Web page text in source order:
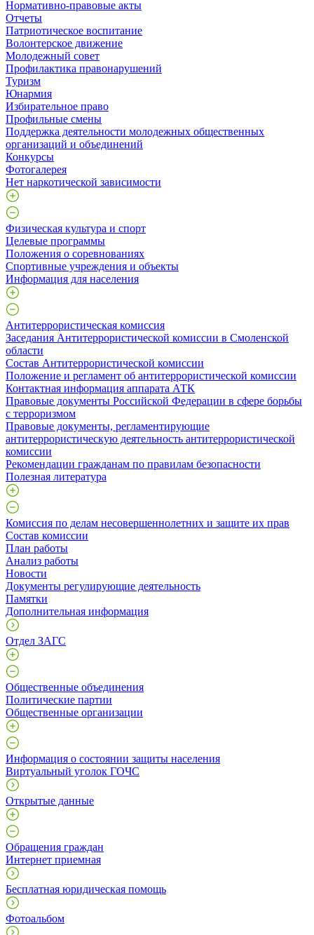
Нормативно-правовые акты
Отчеты
Патриотическое воспитание
Волонтерское движение
Молодежный совет
Профилактика правонарушений
Туризм
Юнармия
Избирательное право
Профильные смены
Поддержка деятельности молодежных общественных
организаций и объединений
Конкурсы
Фотогалерея
Нет наркотической зависимости
Физическая культура и спорт
Целевые программы
Положения о соревнованиях
Спортивные учреждения и объекты
Информация для населения
Антитеррористическая комиссия
Заседания Антитеррористической комиссии в Смоленской
области
Состав Антитеррористической комиссии
Положение и регламент об антитеррористической комиссии
Контактная информация аппарата АТК
Правовые документы Российской Федерации в сфере борьбы
с терроризмом
Правовые документы, регламентирующие
антитеррористическую деятельность антитеррористической
комиссии
Рекомендации гражданам по правилам безопасности
Полезная литература
Комиссия по делам несовершеннолетних и защите их прав
Состав комиссии
План работы
Анализ работы
Новости
Документы регулирующие деятельность
Памятки
Дополнительная информация
Отдел ЗАГС
Общественные объединения
Политические партии
Общественные организации
Информация о состоянии защиты населения
Виртуальный уголок ГОЧС
Открытые данные
Обращения граждан
Интернет приемная
Бесплатная юридическая помощь
Фотоальбом